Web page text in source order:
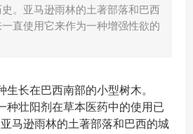
。亚马逊雨林的土著部落和巴西
直使用它来作为一种增强性欲的
生长在巴西南部的小型树木。
种壮阳剂在草本医药中的使用已
马逊雨林的土著部落和巴西的城